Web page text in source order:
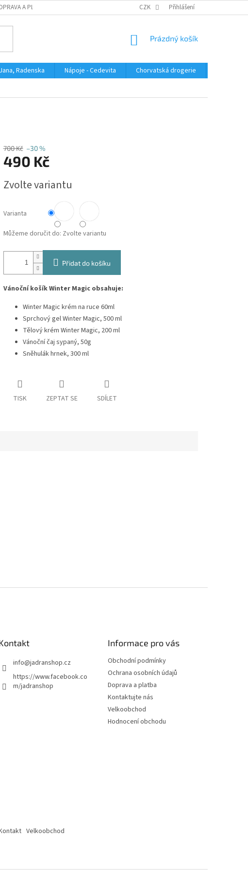
A PLATBA VELKOOBCHOD
CZK Přihlášení
NÁKUPNÍ
Prázdný košík
Radenska Nápoje - Cedevita Chorvatská drogerie
700 Kč –30 %
490 Kč
cena:
Zvolte variantu
Varianta
Můžeme doručit do: Zvolte variantu
Přidat do košíku
Vánoční košík Winter Magic obsahuje:
Winter Magic krém na ruce 60ml
Sprchový gel Winter Magic, 500 ml
Tělový krém Winter Magic, 200 ml
Vánoční čaj sypaný, 50g
Sněhulák hrnek, 300 ml
TISK ZEPTAT SE SDÍLET
info@jadranshop.cz
https://www.facebook.co
m/jadranshop
Informace pro vás
Obchodní podmínky
Ochrana osobních údajů
Doprava a platba
Kontaktujte nás
Velkoobchod
Hodnocení obchodu
Velkoobchod